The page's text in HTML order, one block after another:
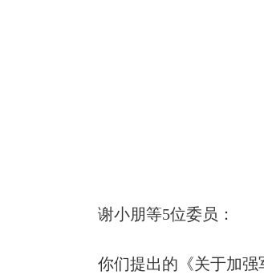
谢小朋等5位委员：
你们提出的《关于加